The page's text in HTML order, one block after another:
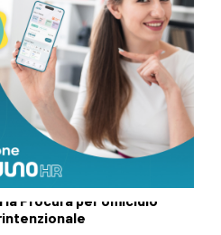
BENESSERE
e rischi per la salute,
“Afa senza tregua, lo
non si recupera”
detenuto ucciso in carcere:
la Procura per omicidio